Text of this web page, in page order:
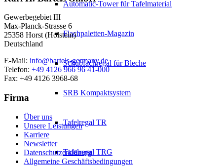
Automatic-Tower für Tafelmaterial
Flachpaletten-Magazin
Schubfachregal für Bleche
SRB Kompaktsystem
Tafelregal TR
Tafelregal TRG
Gewerbegebiet III
Max-Planck-Strasse 6
25358 Horst (Holstein)
Deutschland
E-Mail: info@bartels-germany.de
Telefon: +49 4126 966 96 41-000
Fax: +49 4126 3968-68
Firma
Über uns
Unsere Leistungen
Karriere
Newsletter
Datenschutzerklärung
Allgemeine Geschäftsbedingungen